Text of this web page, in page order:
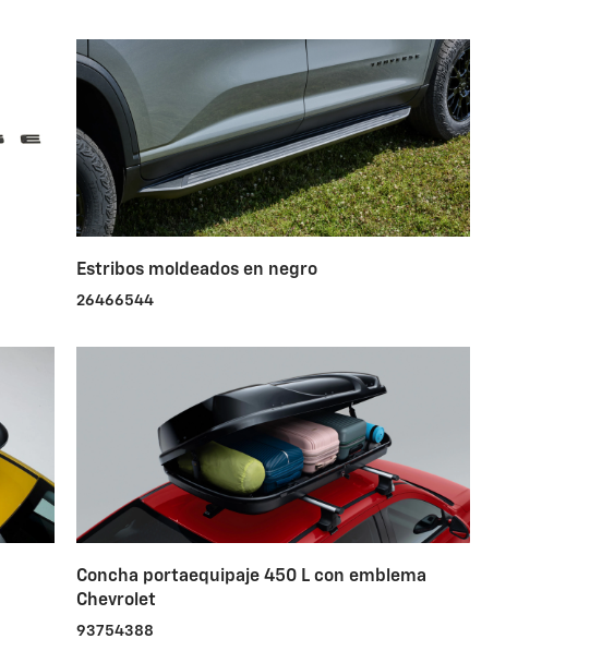
Estribos moldeados en negro
26466544
Concha portaequipaje 450 L con emblema
Chevrolet
93754388